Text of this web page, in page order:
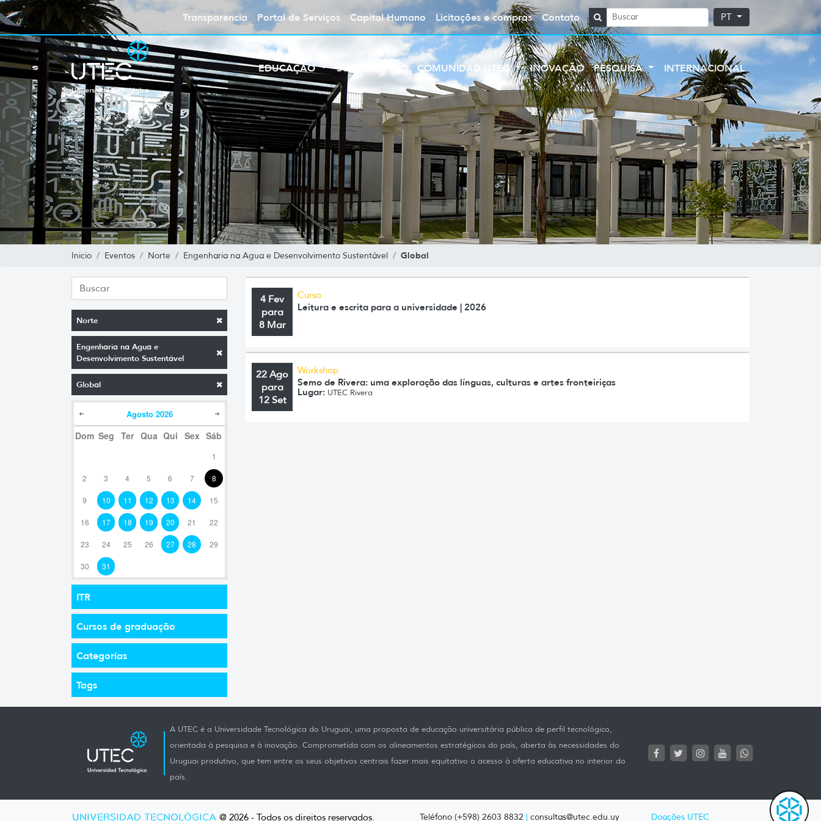
Transparencia Portal de Serviços Capital Humano Licitações e compras Contato PT
EDUCAÇÃO SOBRE A UTEC COMUNIDAD UTEC INOVAÇÃO PESQUISA INTERNACIONAL
Inicio Eventos Norte Engenharia na Agua e Desenvolvimento Sustentável Global
Norte
Engenharia na Agua e
Desenvolvimento Sustentável
Global
Agosto 2026
Dom Seg Ter Qua Qui Sex Sáb
1
2 3 4 5 6 7 8
9 10 11 12 13 14 15
16 17 18 19 20 21 22
23 24 25 26 27 28 29
30 31
ITR
Cursos de graduação
Categorías
Tags
4 Fev
para
8 Mar
Curso
Leitura e escrita para a universidade | 2026
22 Ago
para
12 Set
Workshop
Semo de Rivera: uma exploração das línguas, culturas e artes fronteiriças
Lugar: UTEC Rivera
A UTEC é a Universidade Tecnológica do Uruguai, uma proposta de educação universitária pública de perfil tecnológico,
orientada à pesquisa e à inovação. Comprometida com os alineamentos estratégicos do país, aberta às necessidades do
Uruguai produtivo, que tem entre os seus objetivos centrais fazer mais equitativo o acesso à oferta educativa no interior do
país.
UNIVERSIDAD TECNOLÓGICA @ 2026 - Todos os direitos reservados. Teléfono (+598) 2603 8832 | consultas@utec.edu.uy Doações UTEC